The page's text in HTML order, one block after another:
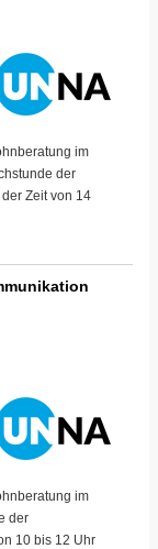
im
der
Zeit von 14
im
der
10 bis 12 Uhr